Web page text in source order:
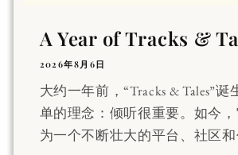
A Year of Tracks &
2026年8月6日
大约一年前，“Tracks & Tales”
单的理念：倾听很重要。如今
为一个不断壮大的平台、社区和